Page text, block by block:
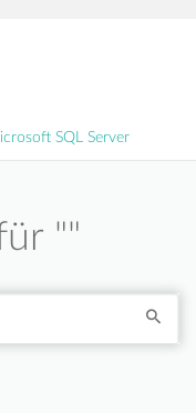
SQL Server
""